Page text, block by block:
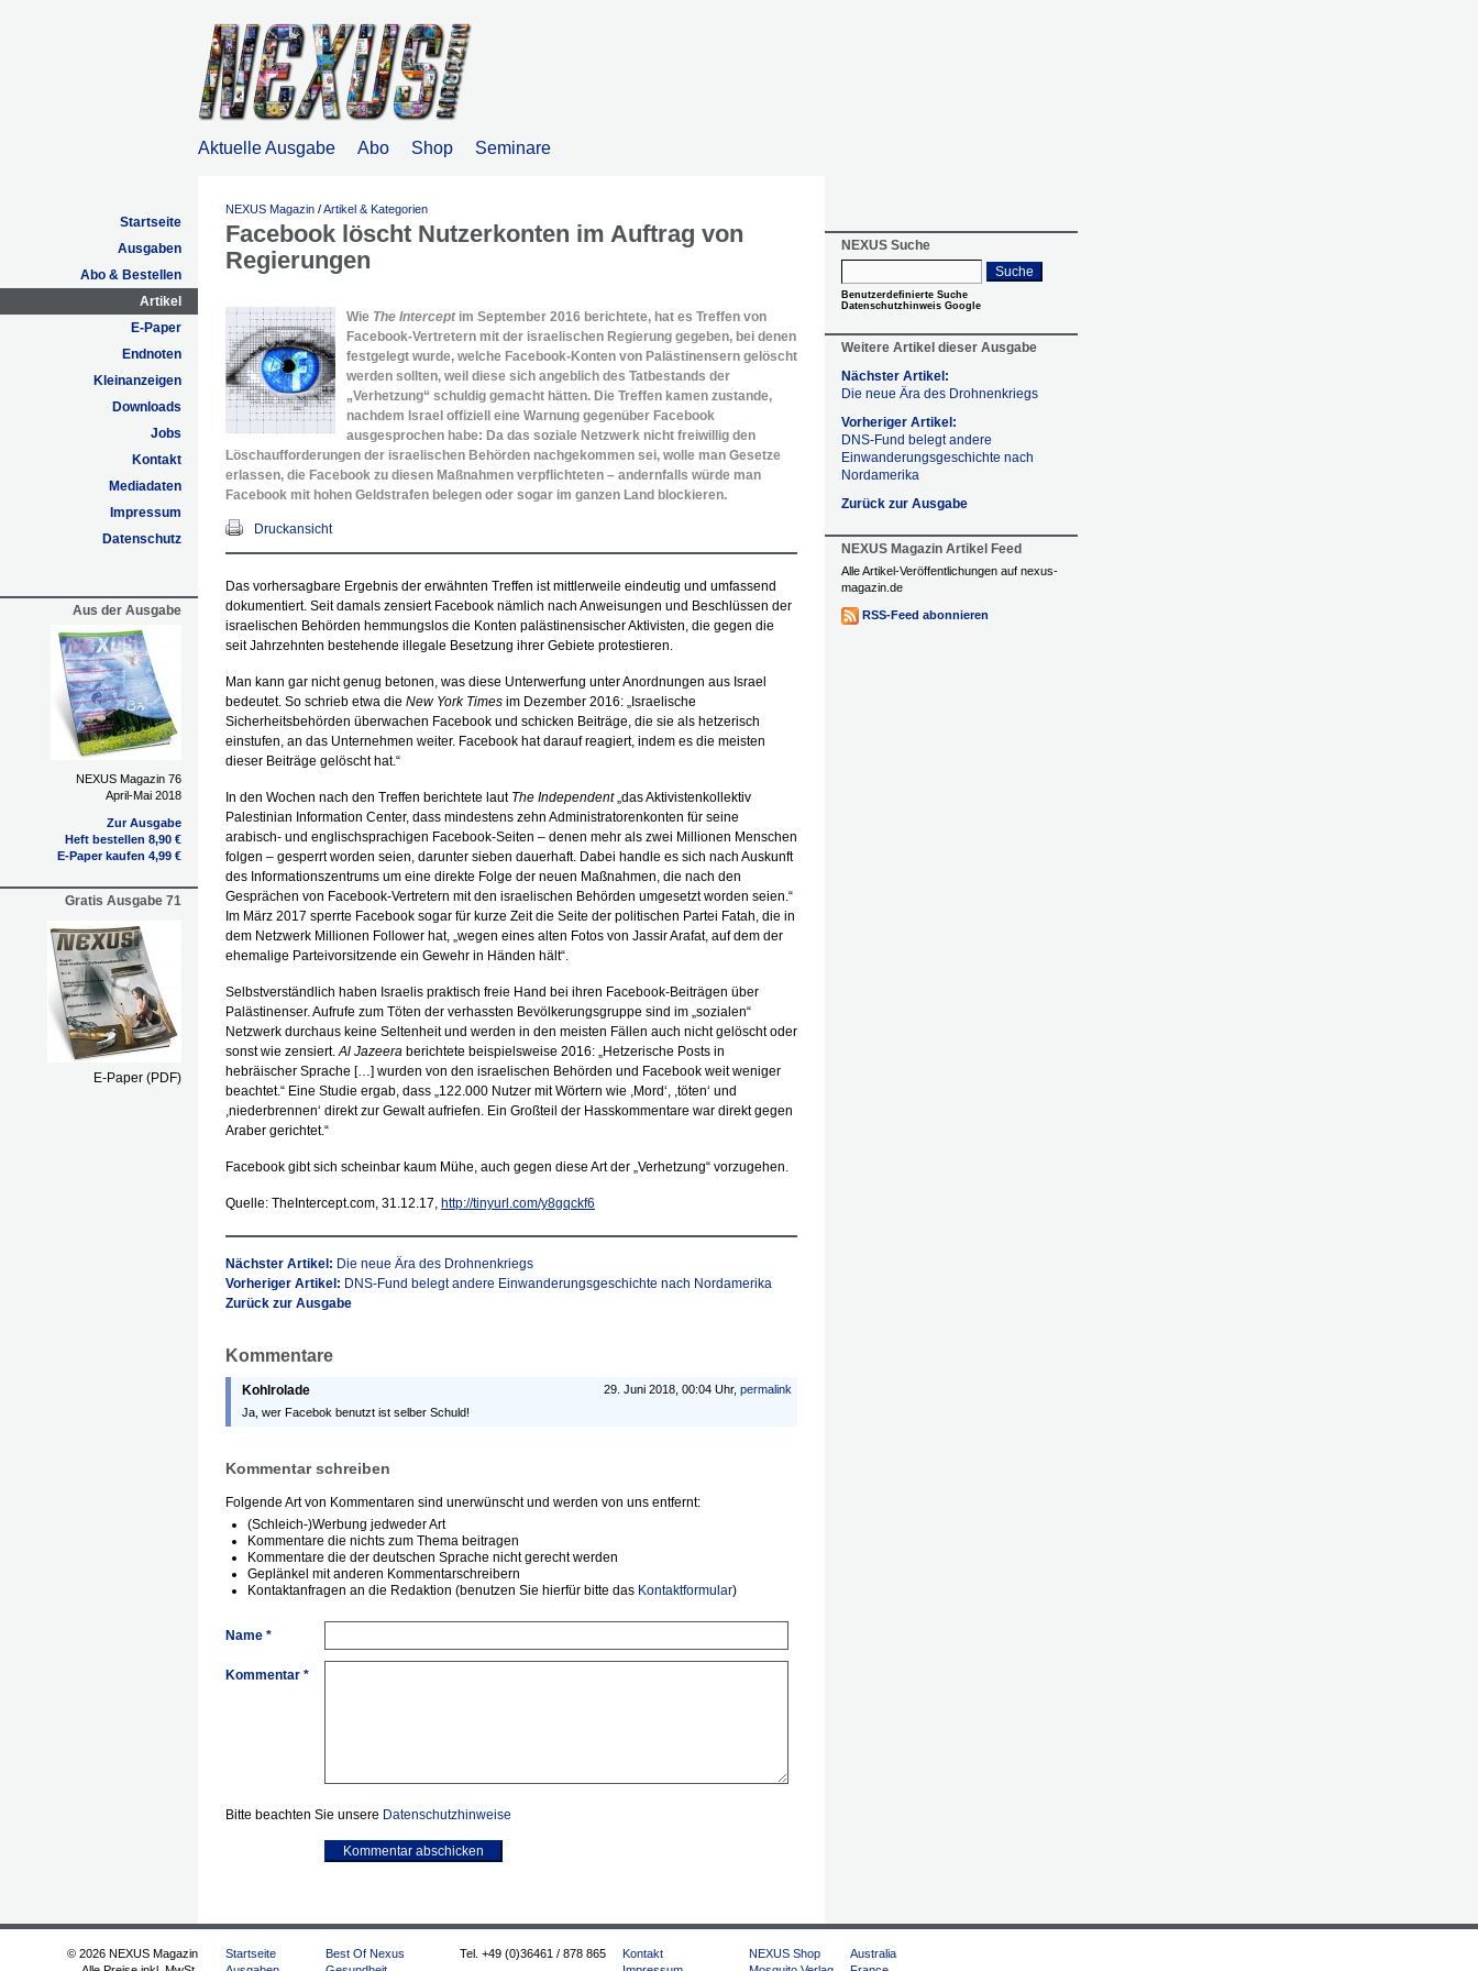
Aktuelle Ausgabe Abo Shop Seminare
Startseite
Ausgaben
Abo & Bestellen
Artikel
E-Paper
Endnoten
Kleinanzeigen
Downloads
Jobs
Kontakt
Mediadaten
Impressum
Datenschutz
Aus der Ausgabe
NEXUS Magazin 76
April-Mai 2018
Zur Ausgabe
Heft bestellen 8,90 €
E-Paper kaufen 4,99 €
Gratis Ausgabe 71
E-Paper (PDF)
NEXUS Magazin /Artikel & Kategorien
Facebook löscht Nutzerkonten im Auftrag von
Regierungen
Wie The Interceptim September 2016 berichtete, hat es Treffen von
Facebook-Vertretern mit der israelischen Regierung gegeben, bei denen
festgelegt wurde, welche Facebook-Konten von Palästinensern gelöscht
werden sollten, weil diese sich angeblich des Tatbestands der
„Verhetzung“ schuldig gemacht hätten. Die Treffen kamen zustande,
nachdem Israel offiziell eine Warnung gegenüber Facebook
ausgesprochen habe: Da das soziale Netzwerk nicht freiwillig den
Löschaufforderungen der israelischen Behörden nachgekommen sei, wolle man Gesetze
erlassen, die Facebook zu diesen Maßnahmen verpflichteten – andernfalls würde man
Facebook mit hohen Geldstrafen belegen oder sogar im ganzen Land blockieren.
Druckansicht
Das vorhersagbare Ergebnis der erwähnten Treffen ist mittlerweile eindeutig und umfassend
dokumentiert. Seit damals zensiert Facebook nämlich nach Anweisungen und Beschlüssen der
israelischen Behörden hemmungslos die Konten palästinensischer Aktivisten, die gegen die
seit Jahrzehnten bestehende illegale Besetzung ihrer Gebiete protestieren.
Man kann gar nicht genug betonen, was diese Unterwerfung unter Anordnungen aus Israel
bedeutet. So schrieb etwa die New York Times im Dezember 2016: „Israelische
Sicherheitsbehörden überwachen Facebook und schicken Beiträge, die sie als hetzerisch
einstufen, an das Unternehmen weiter. Facebook hat darauf reagiert, indem es die meisten
dieser Beiträge gelöscht hat.“
In den Wochen nach den Treffen berichtete laut The Independent„das Aktivistenkollektiv
Palestinian Information Center, dass mindestens zehn Administratorenkonten für seine
arabisch- und englischsprachigen Facebook-Seiten – denen mehr als zwei Millionen Menschen
folgen – gesperrt worden seien, darunter sieben dauerhaft. Dabei handle es sich nach Auskunft
des Informationszentrums um eine direkte Folge der neuen Maßnahmen, die nach den
Gesprächen von Facebook-Vertretern mit den israelischen Behörden umgesetzt worden seien.“
Im März 2017 sperrte Facebook sogar für kurze Zeit die Seite der politischen Partei Fatah, die in
dem Netzwerk Millionen Follower hat, „wegen eines alten Fotos von Jassir Arafat, auf dem der
ehemalige Parteivorsitzende ein Gewehr in Händen hält“.
Selbstverständlich haben Israelis praktisch freie Hand bei ihren Facebook-Beiträgen über
Palästinenser. Aufrufe zum Töten der verhassten Bevölkerungsgruppe sind im „sozialen“
Netzwerk durchaus keine Seltenheit und werden in den meisten Fällen auch nicht gelöscht oder
sonst wie zensiert.Al Jazeera berichtete beispielsweise 2016: „Hetzerische Posts in
hebräischer Sprache […] wurden von den israelischen Behörden und Facebook weit weniger
beachtet.“ Eine Studie ergab, dass „122.000 Nutzer mit Wörtern wie ,Mord‘, ,töten‘ und
,niederbrennen‘ direkt zur Gewalt aufriefen. Ein Großteil der Hasskommentare war direkt gegen
Araber gerichtet.“
Facebook gibt sich scheinbar kaum Mühe, auch gegen diese Art der „Verhetzung“ vorzugehen.
Quelle: TheIntercept.com, 31.12.17, http://tinyurl.com/y8gqckf6
Nächster Artikel: Die neue Ära des Drohnenkriegs
Vorheriger Artikel: DNS-Fund belegt andere Einwanderungs­geschichte nach Nordamerika
Zurück zur Ausgabe
Kommentare
29. Juni 2018, 00:04 Uhr, permalink
Kohlrolade
Ja, wer Facebok benutzt ist selber Schuld!
Kommentar schreiben
Folgende Art von Kommentaren sind unerwünscht und werden von uns entfernt:
(Schleich-)Werbung jedweder Art
Kommentare die nichts zum Thema beitragen
Kommentare die der deutschen Sprache nicht gerecht werden
Geplänkel mit anderen Kommentarschreibern
Kontaktanfragen an die Redaktion (benutzen Sie hierfür bitte das Kontaktformular)
Name *
Kommentar *
Bitte beachten Sie unsere Datenschutzhinweise
Kommentar abschicken
NEXUS Suche
Suche
Benutzerdefinierte Suche
Datenschutzhinweis Google
Weitere Artikel dieser Ausgabe
Nächster Artikel:
Die neue Ära des Drohnenkriegs
Vorheriger Artikel:
DNS-Fund belegt andere
Einwanderungs­geschichte nach
Nordamerika
Zurück zur Ausgabe
NEXUS Magazin Artikel Feed
Alle Artikel-Veröffentlichungen auf nexus-
magazin.de
RSS-Feed abonnieren
© 2026 NEXUS Magazin
Startseite
Best Of Nexus
Tel. +49 (0)36461 / 878 865
Kontakt
NEXUS Shop
Australia